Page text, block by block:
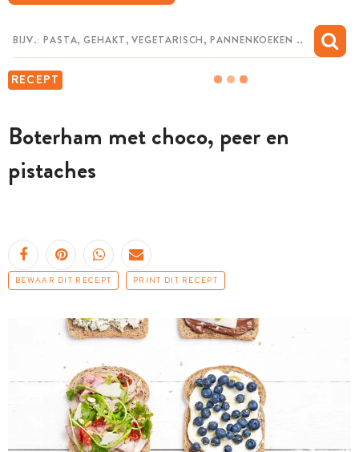
RECEPT
Boterham met choco, peer en
pistaches
BEWAAR DIT RECEPT PRINT DIT RECEPT
MIJN BEWAARDE RECEPTEN